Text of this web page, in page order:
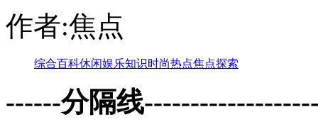
作者:焦点
综合百科休闲娱乐知识时尚热点焦点探索
------分隔线